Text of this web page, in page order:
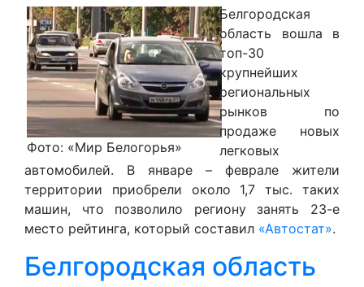
Фото: «Мир Белогорья»
Белгородская
область вошла в
топ-30
крупнейших
региональных
рынков по
продаже новых
легковых
автомобилей. В январе – феврале жители
территории приобрели около 1,7 тыс. таких
машин, что позволило региону занять 23-е
место рейтинга, который составил «Автостат».
Белгородская область